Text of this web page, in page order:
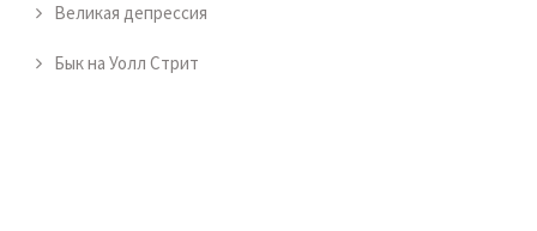
Великая депрессия
Бык на Уолл Стрит